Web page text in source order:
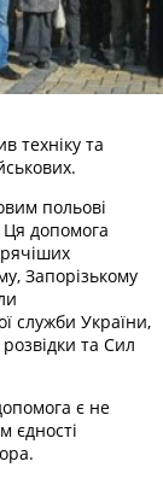
техніку та
польові
Ця допомога
Запорізькому
служби України,
та Сил
є не
єдності